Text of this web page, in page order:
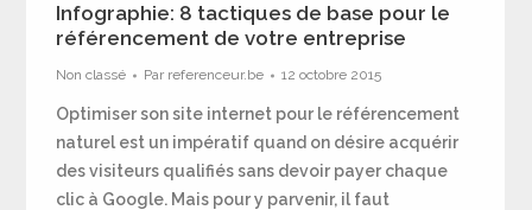
Infographie: 8 tactiques de base pour le
référencement de votre entreprise
Non classé Par referenceur.be 12 octobre 2015
Optimiser son site internet pour le référencement
naturel est un impératif quand on désire acquérir
des visiteurs qualifiés sans devoir payer chaque
clic à Google. Mais pour y parvenir, il faut